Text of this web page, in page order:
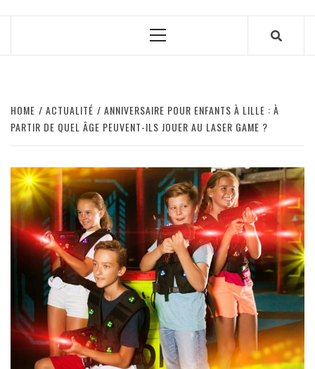
Primary
HOME ACTUALITÉ
ANNIVERSAIRE POUR ENFANTS À LILLE : À
PARTIR DE QUEL ÂGE PEUVENT-ILS JOUER AU LASER GAME ?